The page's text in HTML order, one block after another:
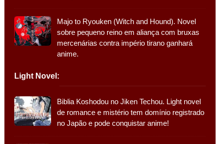
Majo to Ryouken (Witch and Hound). Novel
sobre pequeno reino em aliança com bruxas
mercenárias contra império tirano ganhará
anime.
Light Novel:
Biblia Koshodou no Jiken Techou. Light novel
de romance e mistério tem domínio registrado
no Japão e pode conquistar anime!